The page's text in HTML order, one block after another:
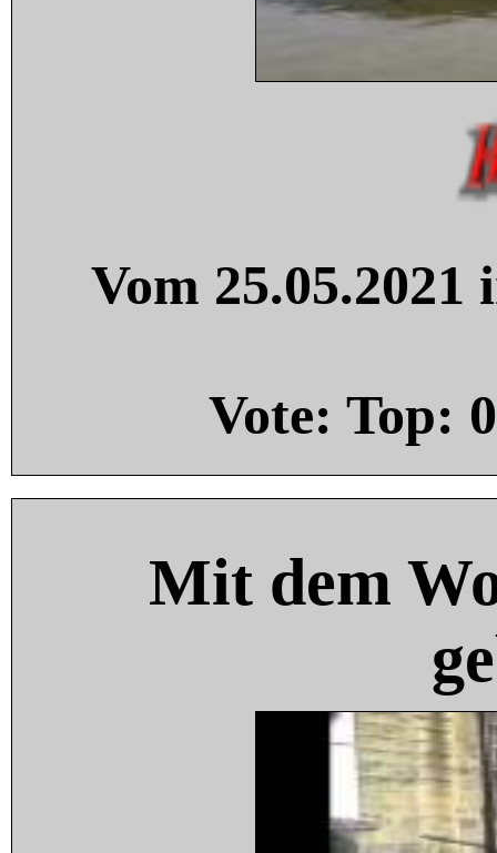
Vom
Vote: Top: 0
Mit dem